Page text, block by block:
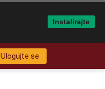
Ulogujte se
Instalirajte